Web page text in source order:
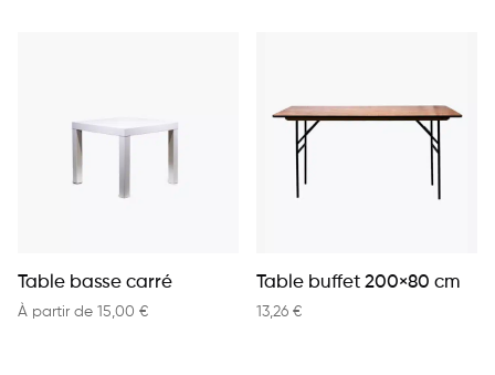
Table basse carré
À partir de 15,00 €
Table buffet 200×80 cm
13,26 €